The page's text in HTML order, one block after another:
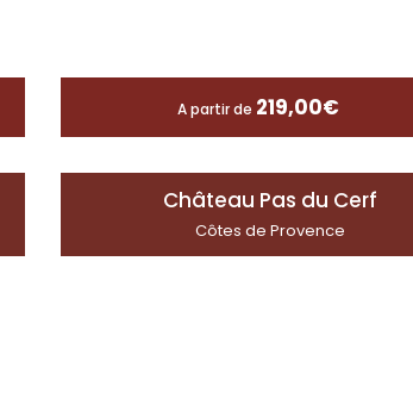
A partir de 219,00€
Château Pas du Cerf
Côtes de Provence